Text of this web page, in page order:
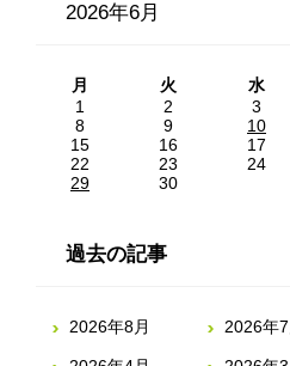
2026年6月
月 火 水
1
2 3
8
9 10
15
16 17
22
23 24
29
30
過去の記事
2026年8月 2026年7